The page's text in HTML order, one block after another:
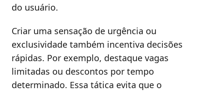
do usuário.
Criar uma sensação de urgência ou
exclusividade também incentiva decisões
rápidas. Por exemplo, destaque vagas
limitadas ou descontos por tempo
determinado. Essa tática evita que o